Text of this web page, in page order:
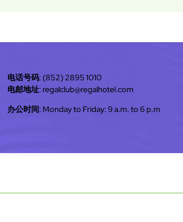
电话号码: (852) 2895 1010
电邮地址: regalclub@regalhotel.com
办公时间: Monday to Friday: 9 a.m. to 6 p.m